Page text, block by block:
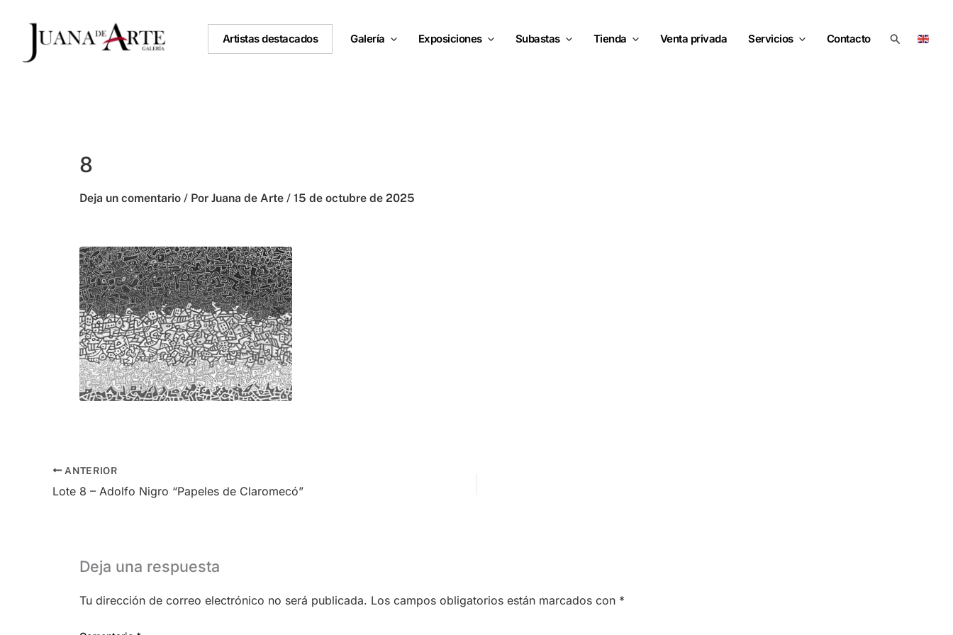
contenido
Artistas destacados Galería Exposiciones Subastas Tienda Venta privada Servicios Contacto Buscar
8
Deja un comentario / Por Juana de Arte / 15 de octubre de 2025
ANTERIOR
Lote 8 – Adolfo Nigro “Papeles de Claromecó”
Deja una respuesta
Tu dirección de correo electrónico no será publicada. Los campos obligatorios están marcados con *